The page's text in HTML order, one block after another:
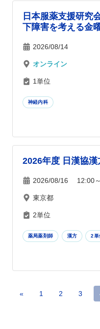
日本服薬支援研究
下障害を考える金
2026/08/14
オンライン
1単位
神経内科
2026年度 日漢協漢
2026/08/16 12:00
東京都
2単位
薬局薬剤師 漢方 2単
« 1 2 3